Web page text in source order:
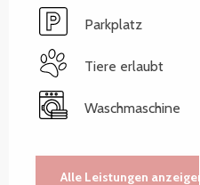
Parkplatz
Tiere erlaubt
Waschmaschine
Alle Leistungen anzeigen